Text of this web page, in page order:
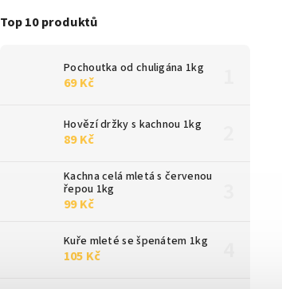
Top 10 produktů
Pochoutka od chuligána 1kg
69 Kč
Hovězí držky s kachnou 1kg
89 Kč
Kachna celá mletá s červenou
řepou 1kg
99 Kč
Kuře mleté se špenátem 1kg
105 Kč